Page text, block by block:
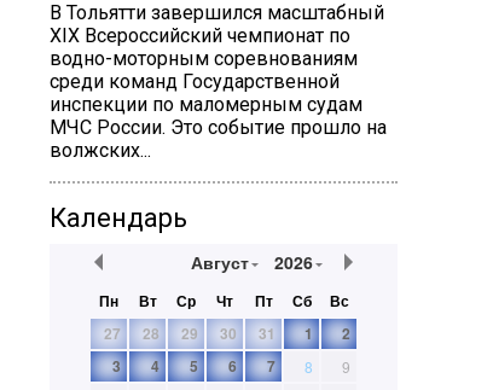
В Тольятти завершился масштабный
XIX Всероссийский чемпионат по
водно-моторным соревнованиям
среди команд Государственной
инспекции по маломерным судам
МЧС России. Это событие прошло на
волжских...
Календарь
Август 2026
Пн Вт Ср Чт Пт Сб
Вс
27
28 29 30 31 1
2
3
4 5 6 7 8
9